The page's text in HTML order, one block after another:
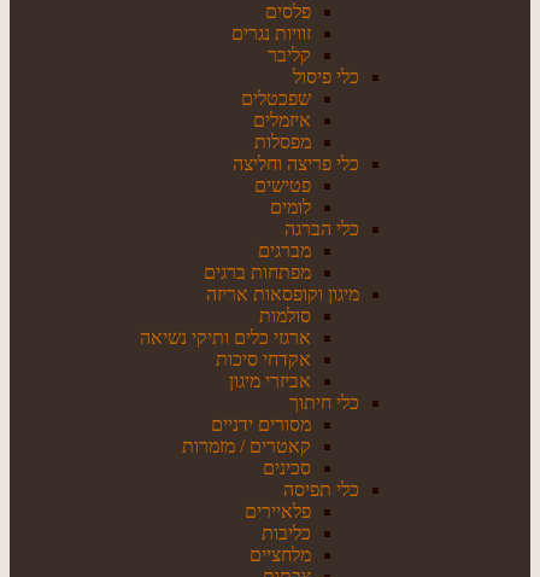
פלסים
זוויות נגרים
קליבר
כלי פיסול
שפכטלים
איזמלים
מפסלות
כלי פריצה וחליצה
פטישים
לומים
כלי הברגה
מברגים
מפתחות ברגים
מיגון וקופסאות אריזה
סולמות
ארגזי כלים ותיקי נשיאה
אקדחי סיכות
אביזרי מיגון
כלי חיתוך
מסורים ידניים
קאטרים / מזמרות
סכינים
כלי תפיסה
פלאיירים
כליבות
מלחציים